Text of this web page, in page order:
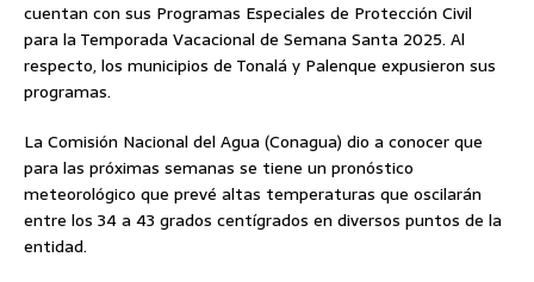
cuentan con sus Programas Especiales de Protección Civil
para la Temporada Vacacional de Semana Santa 2025. Al
respecto, los municipios de Tonalá y Palenque expusieron sus
programas.
La Comisión Nacional del Agua (Conagua) dio a conocer que
para las próximas semanas se tiene un pronóstico
meteorológico que prevé altas temperaturas que oscilarán
entre los 34 a 43 grados centígrados en diversos puntos de la
entidad.